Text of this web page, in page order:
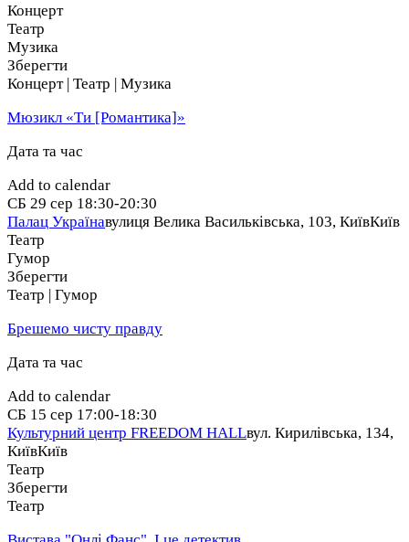
Концерт
Театр
Музика
Зберегти
Концерт | Театр | Музика
Мюзикл «Ти [Романтика]»
Дата та час
Add to calendar
СБ 29 сер 18:30-20:30
Палац Українавулиця Велика Васильківська, 103, КиївКиїв
Театр
Гумор
Зберегти
Театр | Гумор
Брешемо чисту правду
Дата та час
Add to calendar
СБ 15 сер 17:00-18:30
Культурний центр FREEDOM HALLвул. Кирилівська, 134,
КиївКиїв
Театр
Зберегти
Театр